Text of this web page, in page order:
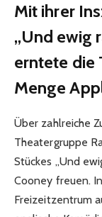
Mit ihrer
„Und ewig
erntete die
Menge
Über zahlreiche
Theatergruppe
Stückes „Und
Cooney freuen.
Freizeitzentrum